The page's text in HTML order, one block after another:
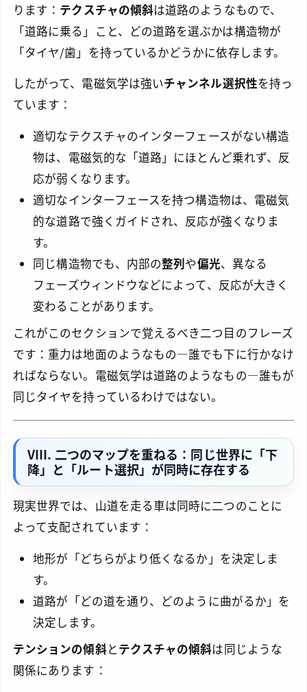
ります： テクスチャの傾斜は道路のようなもので、
「道路に乗る」こと、どの道路を選ぶかは構造物が
「タイヤ/歯」を持っているかどうかに依存します。
したがって、電磁気学は強いチャンネル選択性を持っ
ています：
適切なテクスチャのインターフェースがない構造
物は、電磁気的な「道路」にほとんど乗れず、反
応が弱くなります。
適切なインターフェースを持つ構造物は、電磁気
的な道路で強くガイドされ、反応が強くなりま
す。
同じ構造物でも、内部の整列や偏光、異なる
フェーズウィンドウなどによって、反応が大きく
変わることがあります。
これがこのセクションで覚えるべき二つ目のフレーズ
です：重力は地面のようなもの—誰でも下に行かなけ
ればならない。電磁気学は道路のようなもの—誰もが
同じタイヤを持っているわけではない。
VIII. 二つのマップを重ねる：同じ世界に「下
降」と「ルート選択」が同時に存在する
現実世界では、山道を走る車は同時に二つのことに
よって支配されています：
地形が「どちらがより低くなるか」を決定しま
す。
道路が「どの道を通り、どのように曲がるか」を
決定します。
テンションの傾斜とテクスチャの傾斜は同じような
関係にあります：